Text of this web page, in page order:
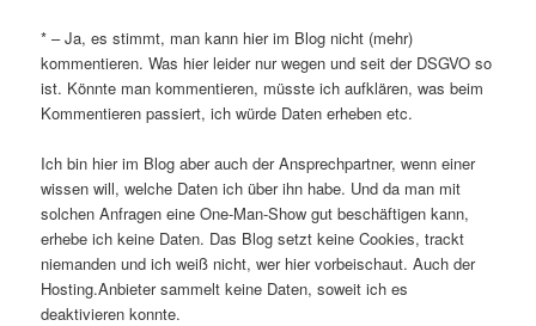
* – Ja, es stimmt, man kann hier im Blog nicht (mehr)
kommentieren. Was hier leider nur wegen und seit der DSGVO so
ist. Könnte man kommentieren, müsste ich aufklären, was beim
Kommentieren passiert, ich würde Daten erheben etc.
Ich bin hier im Blog aber auch der Ansprechpartner, wenn einer
wissen will, welche Daten ich über ihn habe. Und da man mit
solchen Anfragen eine One-Man-Show gut beschäftigen kann,
erhebe ich keine Daten. Das Blog setzt keine Cookies, trackt
niemanden und ich weiß nicht, wer hier vorbeischaut. Auch der
Hosting.Anbieter sammelt keine Daten, soweit ich es
deaktivieren konnte.